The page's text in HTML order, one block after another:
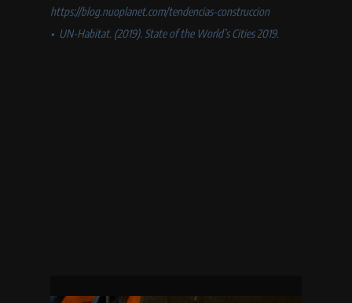
https://blog.nuoplanet.com/tendencias-construccion
•⁠ ⁠UN-Habitat. (2019). State of the World’s Cities 2019.